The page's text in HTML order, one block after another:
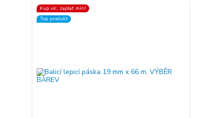
Kup víc, zaplať mín!
Top produkt